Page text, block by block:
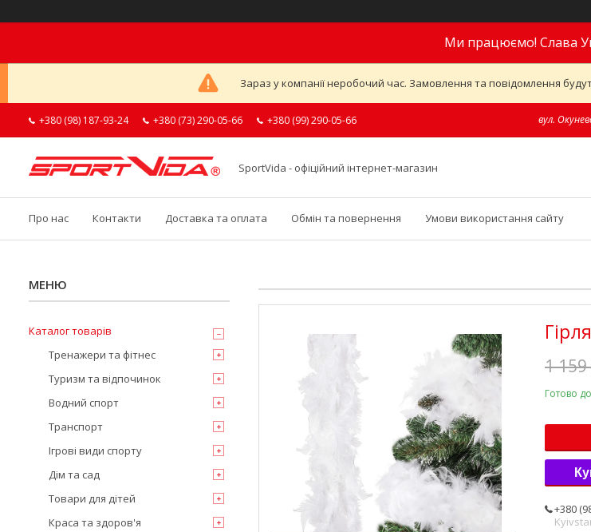
Ми працюємо! Слава
Зараз у компанії неробочий час. Замовлення та повідомлення
+380 (98) 187-93-24 +380 (73) 290-05-66 +380 (99) 290-05-66 вул.
SportVida - офіційний інтернет-магазин
Про нас Контакти Доставка та оплата Обмін та повернення Умови використання сайту
1 159
Готово
+380
Каталог товарів
Тренажери та фітнес
Туризм та відпочинок
Водний спорт
Транспорт
Ігрові види спорту
Дім та сад
Товари для дітей
Краса та здоров'я